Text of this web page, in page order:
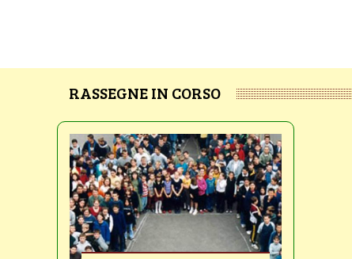
RASSEGNE IN CORSO